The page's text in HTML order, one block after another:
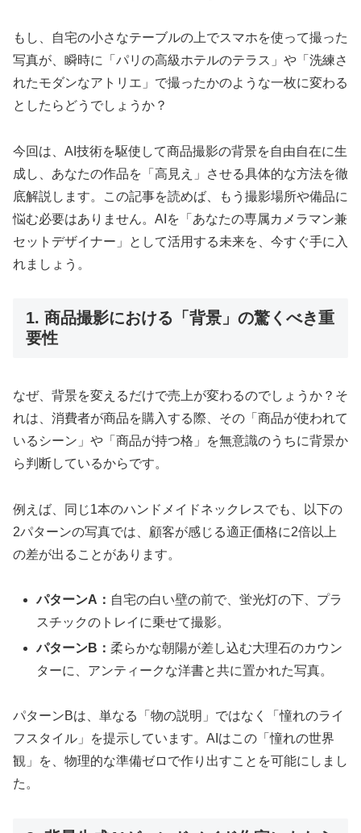
もし、自宅の小さなテーブルの上でスマホを使って撮った
写真が、瞬時に「パリの高級ホテルのテラス」や「洗練さ
れたモダンなアトリエ」で撮ったかのような一枚に変わる
としたらどうでしょうか？
今回は、AI技術を駆使して商品撮影の背景を自由自在に生
成し、あなたの作品を「高見え」させる具体的な方法を徹
底解説します。この記事を読めば、もう撮影場所や備品に
悩む必要はありません。AIを「あなたの専属カメラマン兼
セットデザイナー」として活用する未来を、今すぐ手に入
れましょう。
1. 商品撮影における「背景」の驚くべき重
要性
なぜ、背景を変えるだけで売上が変わるのでしょうか？そ
れは、消費者が商品を購入する際、その「商品が使われて
いるシーン」や「商品が持つ格」を無意識のうちに背景か
ら判断しているからです。
例えば、同じ1本のハンドメイドネックレスでも、以下の
2パターンの写真では、顧客が感じる適正価格に2倍以上
の差が出ることがあります。
パターンA： 自宅の白い壁の前で、蛍光灯の下、プラ
スチックのトレイに乗せて撮影。
パターンB：柔らかな朝陽が差し込む大理石のカウン
ターに、アンティークな洋書と共に置かれた写真。
パターンBは、単なる「物の説明」ではなく「憧れのライ
フスタイル」を提示しています。AIはこの「憧れの世界
観」を、物理的な準備ゼロで作り出すことを可能にしまし
た。